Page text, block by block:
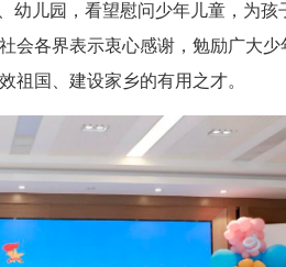
儿园，看望慰问少年儿童，为孩
各界表示衷心感谢，勉励广大少
祖国、建设家乡的有用之才。